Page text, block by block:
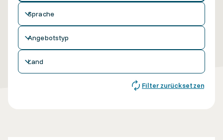
Sprache
Angebotstyp
Land
Filter zurücksetzen